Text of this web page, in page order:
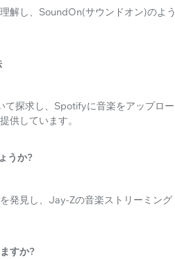
解し、SoundOn(サウンドオン)のよう
て探求し、Spotifyに音楽をアップロー
供しています。
うか?
発見し、Jay-Zの音楽ストリーミング
すか?